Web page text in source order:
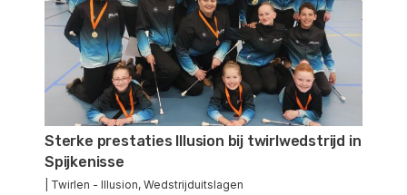
Sterke prestaties Illusion bij twirlwedstrijd in
Spijkenisse
Twirlen - Illusion, Wedstrijduitslagen